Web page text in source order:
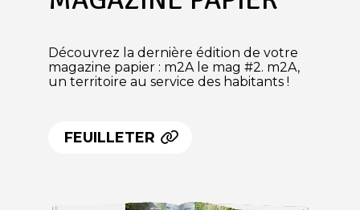
Découvrez la dernière édition de votre
magazine papier : m2A le mag #2. m2A,
un territoire au service des habitants !
FEUILLETER